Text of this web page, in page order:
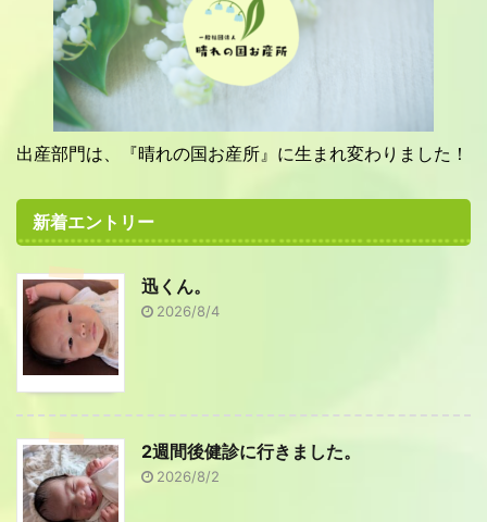
出産部門は、『晴れの国お産所』に生まれ変わりました！
新着エントリー
迅くん。
2026/8/4
2週間後健診に行きました。
2026/8/2